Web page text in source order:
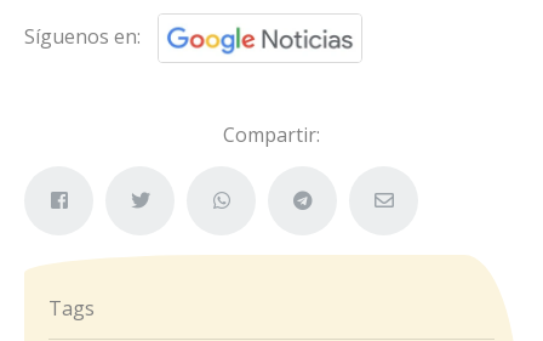
Síguenos en:
Compartir:
Tags